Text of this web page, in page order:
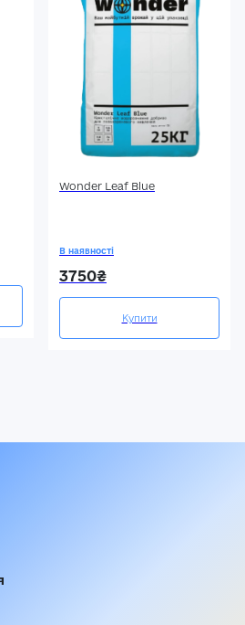
Wonder Leaf Blue
В наявності
3750₴
Купити